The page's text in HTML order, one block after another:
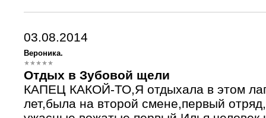
03.08.2014
Вероника.
Отдых в Зубовой щели
КАПЕЦ КАКОЙ-ТО,Я отдыхала в этом
лет,была на второй смене,первый